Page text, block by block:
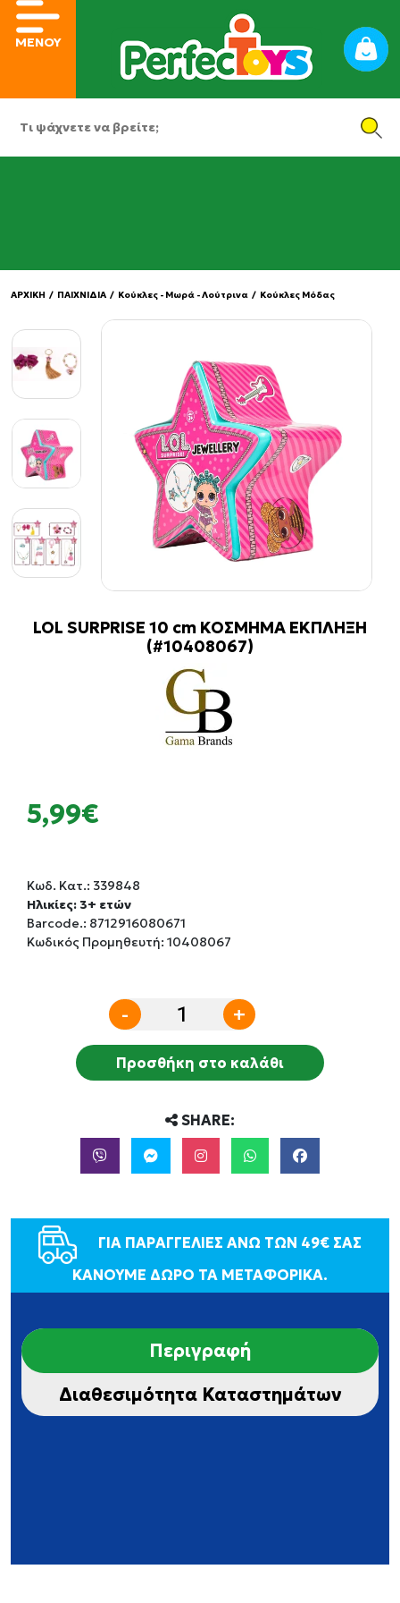
ΜΕΝΟΥ
ΑΡΧΙΚΗ / ΠΑΙΧΝΙΔΙΑ / Κούκλες - Μωρά - Λούτρινα / Κούκλες Μόδας
LOL SURPRISE 10 cm ΚΟΣΜΗΜΑ ΕΚΠΛΗΞΗ
(#10408067)
5,99€
Κωδ. Κατ.: 339848
Ηλικίες: 3+ ετών
Barcode.: 8712916080671
Κωδικός Προμηθευτή: 10408067
- +
Προσθήκη στο καλάθι
SHARE:
ΓΙΑ ΠΑΡΑΓΓΕΛΙΕΣ ΑΝΩ ΤΩΝ 49€ ΣΑΣ
ΚΑΝΟΥΜΕ ΔΩΡΟ ΤΑ ΜΕΤΑΦΟΡΙΚΑ.
Περιγραφή
Διαθεσιμότητα Καταστημάτων